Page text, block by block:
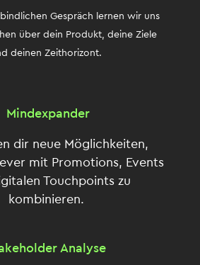
Gespräch lernen wir uns
über dein Produkt, deine Ziele
deinen Zeithorizont.
Mindexpander
dir neue Möglichkeiten,
mit Promotions, Events
Touchpoints zu
kombinieren.
Analyse